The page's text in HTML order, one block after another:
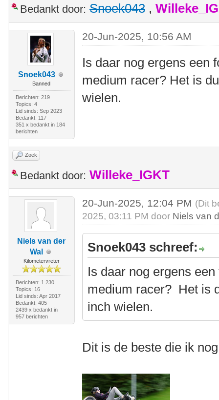
Bedankt door: Snoek043 ,
Snoek043
Banned
Berichten: 219
Topics: 4
Lid sinds: Sep 2023
Bedankt: 117
351 x bedankt in 184
berichten
20-Jun-2025, 10:56 AM
Is daar nog ergens een
medium racer? Het is
wielen.
Zoek
Bedankt door: Willeke_IGKT
Niels van der
Wal
Kilometervreter
Berichten: 1.230
Topics: 16
Lid sinds: Apr 2017
Bedankt: 405
2439 x bedankt in
957 berichten
20-Jun-2025, 12:04 PM (Dit
2025, 03:11 PM door Niels van
Snoek043 schreef:
Is daar nog ergens
medium racer? Het is
inch wielen.
Dit is de beste die ik